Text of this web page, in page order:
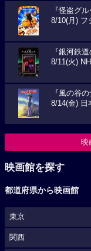
『怪盗グ
8/10(月) フ
『銀河鉄道
8/11(火)
『風の谷
8/14(金) 日
映
映画館を探す
都道府県から映画館
東京
関西